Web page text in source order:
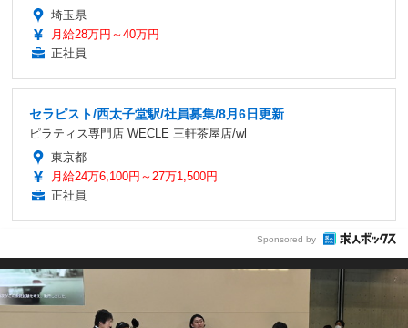
埼玉県
月給28万円～40万円
正社員
セラピスト/西太子堂駅/社員募集/8月6日更新
ピラティス専門店 WECLE 三軒茶屋店/wl
東京都
月給24万6,100円～27万1,500円
正社員
Sponsored by